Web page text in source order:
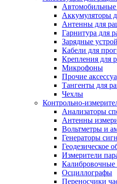
Автомобильные
Аккумуляторы
Антенны для
Гарнитура для
Зарядные
Кабели для
Крепления для
Микрофоны
Прочие
Тангенты для
Чехлы
Контрольно-
Анализаторы
Антенны
Вольтметры и
Генераторы
Геодезическое
Измерители
Осциллографы
Переносчики